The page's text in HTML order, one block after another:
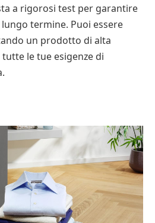
a rigorosi test per garantire
termine. Puoi essere
un prodotto di alta
le tue esigenze di